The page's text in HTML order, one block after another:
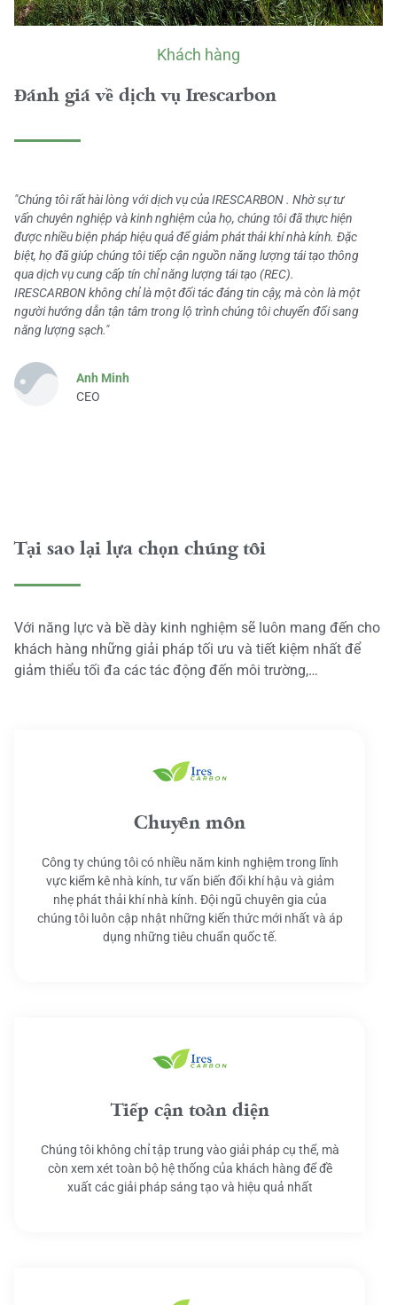
Khách hàng
Đánh giá về dịch vụ Irescarbon
"Chúng tôi rất hài lòng với dịch vụ của IRESCARBON . Nhờ sự tư
vấn chuyên nghiệp và kinh nghiệm của họ, chúng tôi đã thực hiện
được nhiều biện pháp hiệu quả để giảm phát thải khí nhà kính. Đặc
biệt, họ đã giúp chúng tôi tiếp cận nguồn năng lượng tái tạo thông
qua dịch vụ cung cấp tín chỉ năng lượng tái tạo (REC).
IRESCARBON không chỉ là một đối tác đáng tin cậy, mà còn là một
người hướng dẫn tận tâm trong lộ trình chúng tôi chuyển đổi sang
năng lượng sạch."
Anh Minh
CEO
Tại sao lại lựa chọn chúng tôi
Với năng lực và bề dày kinh nghiệm sẽ luôn mang đến cho
khách hàng những giải pháp tối ưu và tiết kiệm nhất để
giảm thiểu tối đa các tác động đến môi trường,…
Chuyên môn
Công ty chúng tôi có nhiều năm kinh nghiệm trong lĩnh
vực kiểm kê nhà kính, tư vấn biến đổi khí hậu và giảm
nhẹ phát thải khí nhà kính. Đội ngũ chuyên gia của
chúng tôi luôn cập nhật những kiến thức mới nhất và áp
dụng những tiêu chuẩn quốc tế.
Tiếp cận toàn diện
Chúng tôi không chỉ tập trung vào giải pháp cụ thể, mà
còn xem xét toàn bộ hệ thống của khách hàng để đề
xuất các giải pháp sáng tạo và hiệu quả nhất